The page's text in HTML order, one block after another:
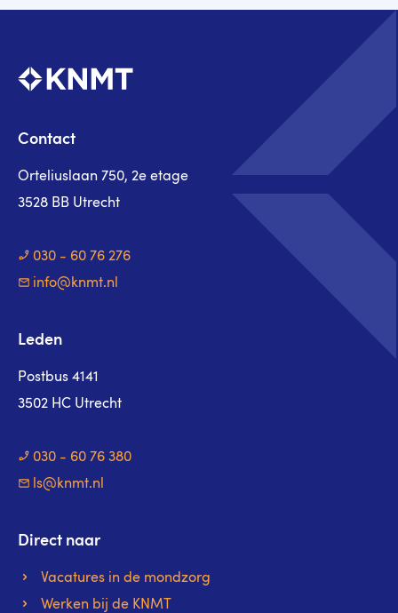
Contact
Orteliuslaan 750, 2e etage
3528 BB Utrecht
030 - 60 76 276
info@knmt.nl
Leden
Postbus 4141
3502 HC Utrecht
030 - 60 76 380
ls@knmt.nl
Direct naar
Vacatures in de mondzorg
Werken bij de KNMT